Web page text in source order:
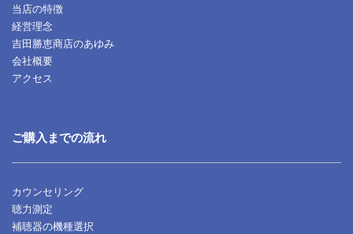
当店の特徴
経営理念
吉田勝恵商店のあゆみ
会社概要
アクセス
ご購入までの流れ
カウンセリング
聴力測定
補聴器の機種選択